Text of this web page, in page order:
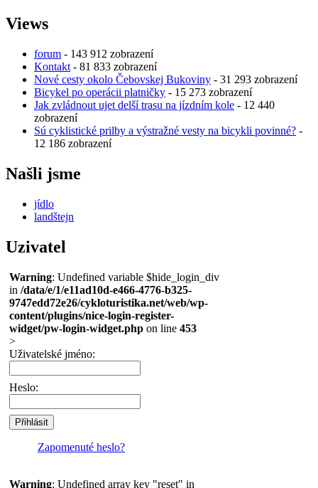
Views
forum - 143 912 zobrazení
Kontakt - 81 833 zobrazení
Nové cesty okolo Čebovskej Bukoviny - 31 293 zobrazení
Bicykel po operácii platničky - 15 273 zobrazení
Jak zvládnout ujet delší trasu na jízdním kole - 12 440
zobrazení
Sú cyklistické prilby a výstražné vesty na bicykli povinné? -
12 186 zobrazení
Našli jsme
jídlo
landštejn
Uzivatel
Warning: Undefined variable $hide_login_div
in /data/e/1/e11ad10d-e466-4776-b325-
9747edd72e26/cykloturistika.net/web/wp-
content/plugins/nice-login-register-
widget/pw-login-widget.php on line 453
>
Uživatelské jméno:
Heslo:
Zapomenuté heslo?
Warning: Undefined array key "reset" in